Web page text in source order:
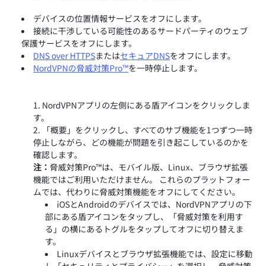
デバイスの位置情報サービスをオフにします。
接続に干渉している可能性のあるサードパーティのウェブ
保護サービスをオフにします。
DNS over HTTPSまたはセキュアDNSをオフにします。
NordVPNの脅威対策Pro™を一時停止します。
NordVPNアプリの左側にある盾アイコンをクリックしま
す。
「概要」をクリックし、すべてのサブ機能を1つずつ一時
停止しながら、どの機能が問題を引き起こしているのかを
確認します。
注： 脅威対策Pro™は、モバイル版、Linux、ブラウザ拡張
機能ではご利用いただけません。 これらのプラットフォー
ムでは、代わりに脅威対策機能をオフにしてください。
iOSとAndroidのデバイスでは、NordVPNアプリの下
部にある盾アイコンをタップし、「脅威対策を利用す
る」の横にあるトグルをタップしてオフに切り替えま
す。
Linuxデバイスとブラウザ拡張機能では、設定に移動